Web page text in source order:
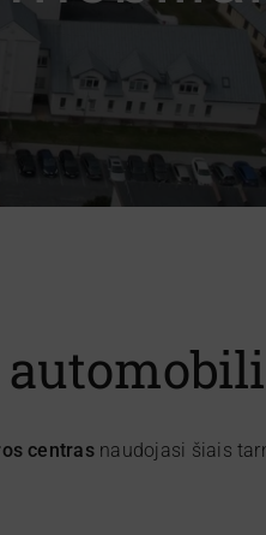
centrasnaudojasi šiais